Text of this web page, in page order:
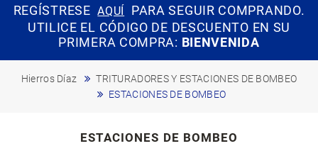
REGÍSTRESE AQUÍ
PARA SEGUIR COMPRANDO.
UTILICE EL CÓDIGO DE DESCUENTO EN SU
PRIMERA COMPRA: BIENVENIDA
Hierros Díaz
TRITURADORES Y ESTACIONES DE BOMBEO
ESTACIONES DE BOMBEO
ESTACIONES DE BOMBEO